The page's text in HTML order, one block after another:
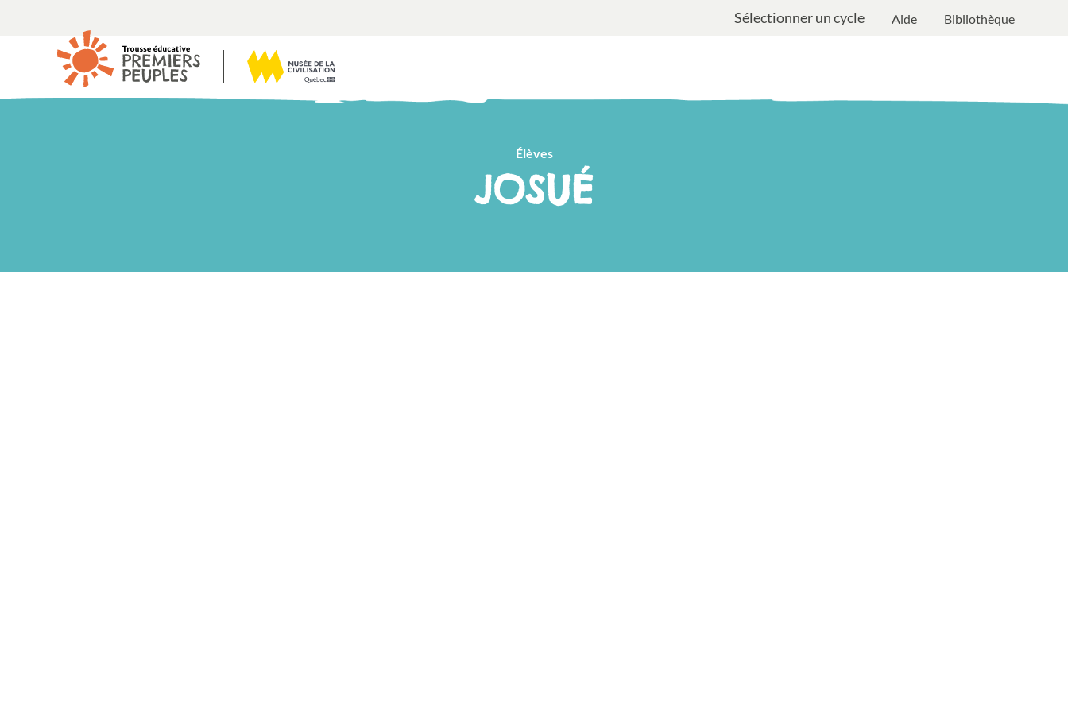
Sélectionner un cycle Aide Bibliothèque
Élèves
JOSUÉ